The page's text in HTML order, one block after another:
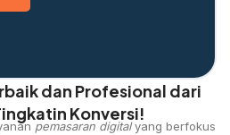
dan Profesional dari
Konversi!
pemasaran digitalyang berfokus